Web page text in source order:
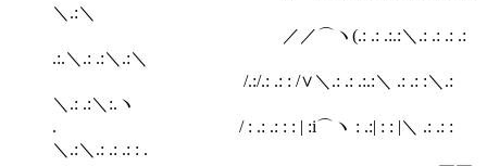
＼.:＼
／／⌒ヽ(.: .: .:.:＼.: .: .: .:
.:.＼.: .:＼.:＼
/.:/.: .: : /∨＼.: .: .:.:＼ .: .: :＼.:
＼.: .:＼:.ヽ
. / : .: .: : : | :i⌒ヽ : .:| : : |＼ .: .: :
＼.:＼.: .: .: : .